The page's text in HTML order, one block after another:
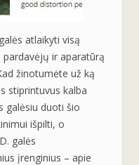
atlaikyti visą
ir aparatūrą
žinotumėte už ką
stiprintuvus kalba
galėsiu duoti šio
išpilti, o
galės
įrenginius – apie